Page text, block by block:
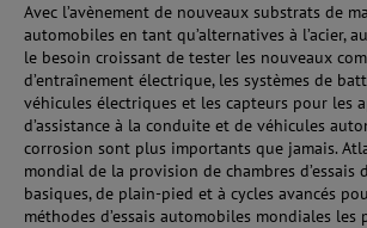
Avec l’avènement de nouveaux substrats de
automobiles en tant qu’alternatives à l’acier,
le besoin croissant de tester les nouveaux
d’entraînement électrique, les systèmes de
véhicules électriques et les capteurs pour les
d’assistance à la conduite et de véhicules
corrosion sont plus importants que jamais.
mondial de la provision de chambres d’essais
basiques, de plain-pied et à cycles avancés
méthodes d’essais automobiles mondiales les